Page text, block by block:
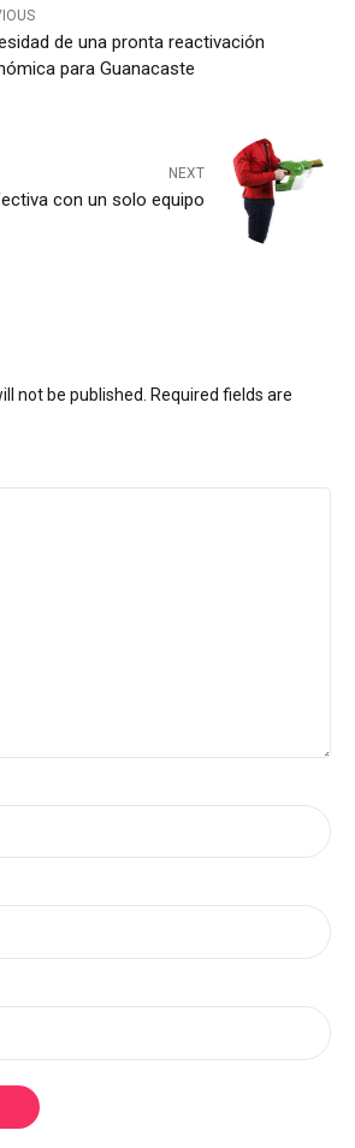
de una pronta reactivación
para Guanacaste
NEXT
con un solo equipo
not be published. Required fields are